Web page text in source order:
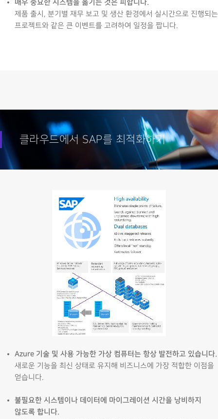
매우 중요한 시스템을 옮기는 것은 피합니다.
제품 출시, 분기별 재무 보고 및 생산 환경에서 실시간으로 진행되는
프로젝트와 같은 큰 이벤트를 고려하여 일정을 짭니다.
클라우드에서 SAP를 최적화하기
Azure 기술 및 사용 가능한 가상 컴퓨터는 항상 발전하고 있습니다.
새로운 기능을 최신 상태로 유지해 비즈니스에 가장 적합한 이점을
얻습니다.
불필요한 시스템이나 데이터에 마이그레이션 시간을 낭비하지
않도록 합니다.